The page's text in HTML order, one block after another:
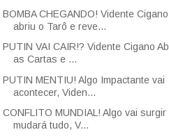
BOMBA CHEGANDO! Vidente Cigano
abriu o Tarô e reve...
PUTIN VAI CAIR!? Vidente Cigano
as Cartas e ...
PUTIN MENTIU! Algo Impactante vai
acontecer, Viden...
CONFLITO MUNDIAL! Algo vai surgir
mudará tudo, V...